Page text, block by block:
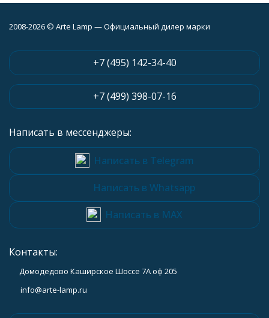
2008-2026 © Arte Lamp — Официальный дилер марки
+7 (495) 142-34-40
+7 (499) 398-07-16
Написать в мессенджеры:
Написать в Telegram
Написать в Whatsapp
Написать в MAX
Контакты:
Домодедово Каширское Шоссе 7А оф 205
info@arte-lamp.ru